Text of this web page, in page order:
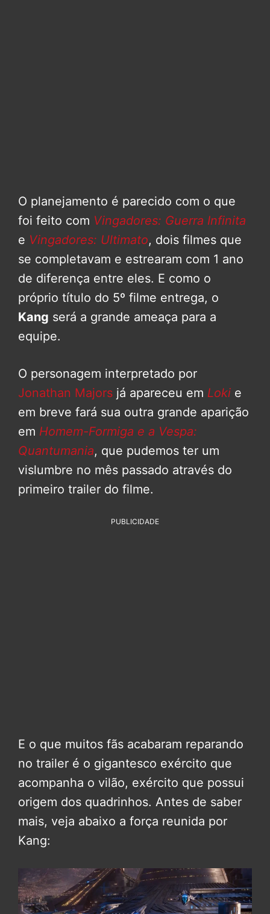
O planejamento é parecido com o que
foi feito com Vingadores: Guerra Infinita
e Vingadores: Ultimato, dois filmes que
se completavam e estrearam com 1 ano
de diferença entre eles. E como o
próprio título do 5º filme entrega, o
Kang será a grande ameaça para a
equipe.
O personagem interpretado por
Jonathan Majors já apareceu em Loki e
em breve fará sua outra grande aparição
em Homem-Formiga e a Vespa:
Quantumania, que pudemos ter um
vislumbre no mês passado através do
primeiro trailer do filme.
PUBLICIDADE
E o que muitos fãs acabaram reparando
no trailer é o gigantesco exército que
acompanha o vilão, exército que possui
origem dos quadrinhos. Antes de saber
mais, veja abaixo a força reunida por
Kang: